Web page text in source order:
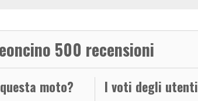
500 recensioni
moto? I voti degli utenti